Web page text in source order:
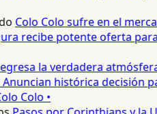
Colo Colo sufre en el
recibe potente oferta
la verdadera
histórica decisión
Colo •